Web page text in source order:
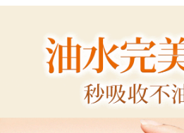
每筆NT$85，滿NT$599(含以上)免運費
(FedEx)海外配送